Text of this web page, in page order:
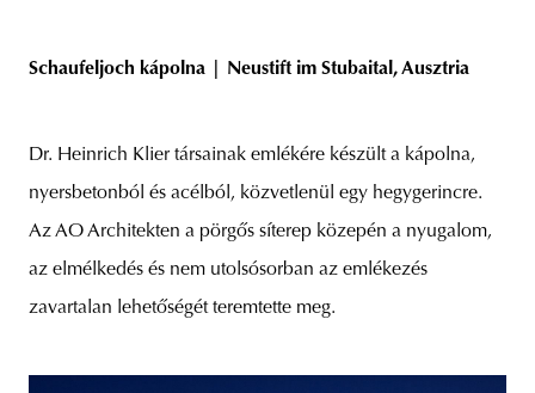
Schaufeljoch kápolna | Neustift im Stubaital, Ausztria
Dr. Heinrich Klier társainak emlékére készült a kápolna,
nyersbetonból és acélból, közvetlenül egy hegygerincre.
Az AO Architekten a pörgős síterep közepén a nyugalom,
az elmélkedés és nem utolsósorban az emlékezés
zavartalan lehetőségét teremtette meg.